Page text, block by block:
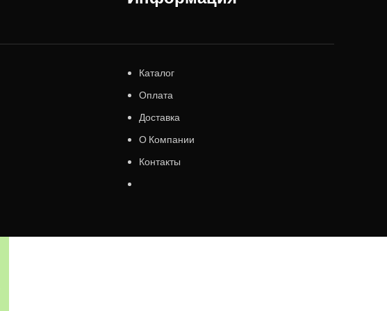
Каталог
Оплата
Доставка
О Компании
Контакты